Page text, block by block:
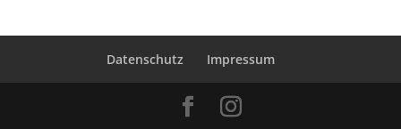
Datenschutz Impressum